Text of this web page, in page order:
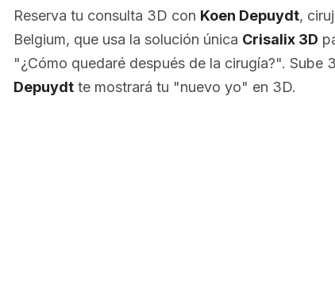
Reserva tu consulta 3D con Koen Depuydt,
Belgium, que usa la solución única Crisalix 3D
"¿Cómo quedaré después de la cirugía?". Sube
Depuydt te mostrará tu "nuevo yo" en 3D.